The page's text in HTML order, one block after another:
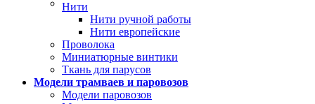
Нити
Нити ручной работы
Нити европейские
Проволока
Миниатюрные винтики
Ткань для парусов
Модели трамваев и паровозов
Модели паровозов